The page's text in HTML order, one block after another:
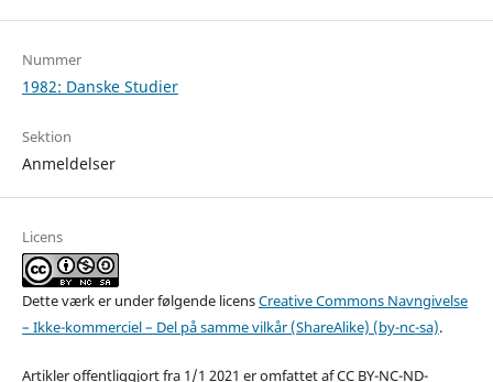
Nummer
1982: Danske Studier
Sektion
Anmeldelser
Licens
Dette værk er under følgende licensCreative Commons Navngivelse
– Ikke-kommerciel – Del på samme vilkår (ShareAlike) (by-nc-sa).
Artikler offentliggjort fra 1/1 2021 er omfattet af CC BY-NC-ND-